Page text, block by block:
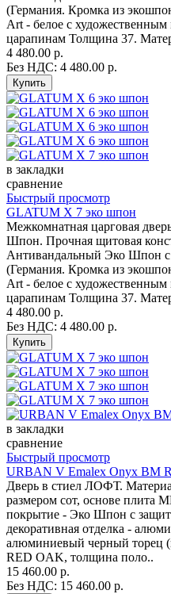
(Германия. Кромка из
Art - белое с
царапинам Толщина 37.
4 480.00 р.
Без НДС: 4 480.00 р.
в закладки
сравнение
Быстрый просмотр
GLATUM X 7 эко шпон
Межкомнатная царговая
Шпон. Прочная щитовая
Антивандальный Эко Шпон с
(Германия. Кромка из
Art - белое с
царапинам Толщина 37.
4 480.00 р.
Без НДС: 4 480.00 р.
в закладки
сравнение
Быстрый просмотр
URBAN V Emalex Onyx BM
Дверь в стиел ЛОФТ.
размером сот, основе плита
покрытие - Эко Шпон с
декоративная отделка -
алюминиевый черный торец
RED OAK, толщина поло..
15 460.00 р.
Без НДС: 15 460.00 р.